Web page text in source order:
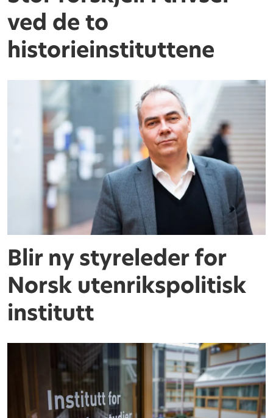
ved de to
historieinstituttene
Blir ny styreleder for
Norsk utenrikspolitisk
institutt